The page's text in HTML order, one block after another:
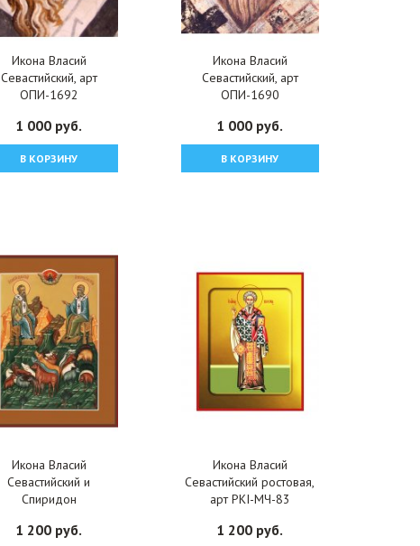
Икона Власий
Севастийский, арт
ОПИ-1692
1 000 руб.
В КОРЗИНУ
Икона Власий
Севастийский, арт
ОПИ-1690
1 000 руб.
В КОРЗИНУ
Икона Власий
Севастийский и
Спиридон
MSM-0201
1 200 руб.
Икона Власий
Севастийский ростовая,
арт PKI-МЧ-83
1 200 руб.